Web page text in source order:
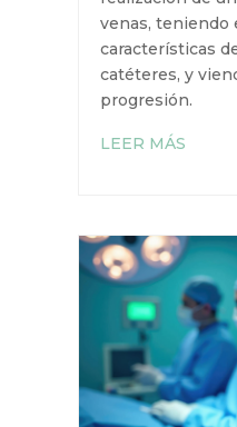
En este artículo
soluciones
problemática
realización de
progresión.
LEER MÁS